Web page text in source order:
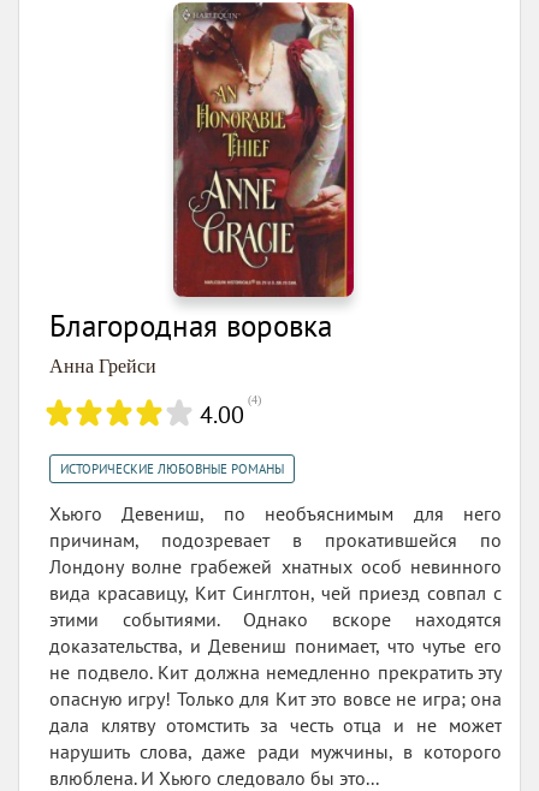
Благородная воровка
Анна Грейси
4.00 (4)
ИСТОРИЧЕСКИЕ ЛЮБОВНЫЕ РОМАНЫ
Хьюго Девениш, по необъяснимым для него
причинам, подозревает в прокатившейся по
Лондону волне грабежей хнатных особ невинного
вида красавицу, Кит Синглтон, чей приезд совпал с
этими событиями. Однако вскоре находятся
доказательства, и Девениш понимает, что чутье его
не подвело. Кит должна немедленно прекратить эту
опасную игру! Только для Кит это вовсе не игра; она
дала клятву отомстить за честь отца и не может
нарушить слова, даже ради мужчины, в которого
влюблена. И Хьюго следовало бы это...